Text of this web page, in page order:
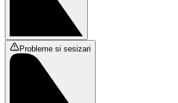
Probleme si sesizari